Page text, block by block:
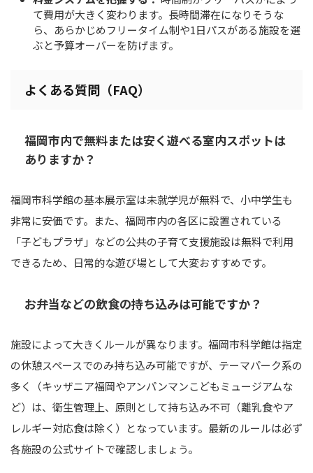
て費用が大きく変わります。長時間滞在になりそうな
ら、あらかじめフリータイム制や1日パスがある施設を選
ぶと予算オーバーを防げます。
よくある質問（FAQ）
福岡市内で無料または安く遊べる室内スポットは
ありますか？
福岡市科学館の基本展示室は未就学児が無料で、小中学生も
非常に安価です。また、福岡市内の各区に設置されている
「子どもプラザ」などの公共の子育て支援施設は無料で利用
できるため、日常的な遊び場として大変おすすめです。
お弁当などの飲食の持ち込みは可能ですか？
施設によって大きくルールが異なります。福岡市科学館は指定
の休憩スペースでのみ持ち込み可能ですが、テーマパーク系の
多く（キッザニア福岡やアンパンマンこどもミュージアムな
ど）は、衛生管理上、原則として持ち込み不可（離乳食やア
レルギー対応食は除く）となっています。最新のルールは必ず
各施設の公式サイトで確認しましょう。